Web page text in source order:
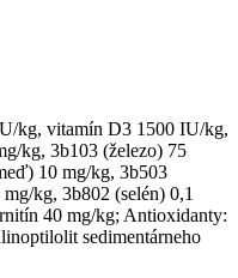
kg, vitamín D3 1500 IU/kg,
kg, 3b103 (železo) 75
10 mg/kg, 3b503
kg, 3b802 (selén) 0,1
40 mg/kg; Antioxidanty:
sedimentárneho